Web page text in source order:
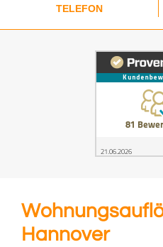
TELEFON
Hannover